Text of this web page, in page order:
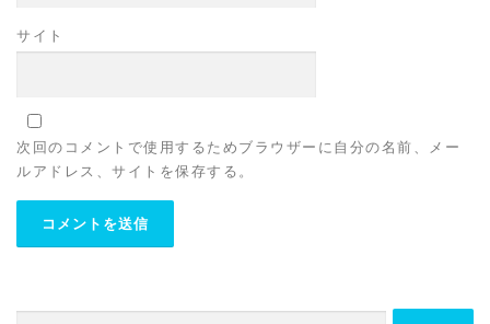
サイト
次回のコメントで使用するためブラウザーに自分の名前、メー
ルアドレス、サイトを保存する。